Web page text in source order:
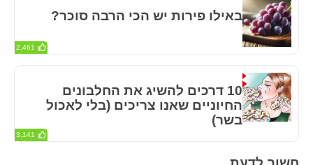
באילו פירות יש הכי הרבה סוכר?
2,461
10 דרכים להשיג את החלבונים
החיוניים שאנו צריכים (בלי לאכול
בשר)
3,141